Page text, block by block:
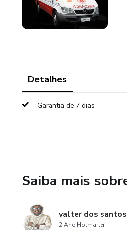
Detalhes
Garantia de 7 dias
Saiba mais
valter dos
2 Ano Hotmarter